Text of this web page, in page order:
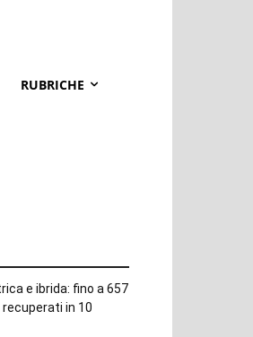
RUBRICHE
e ibrida: fino a 657
in 10